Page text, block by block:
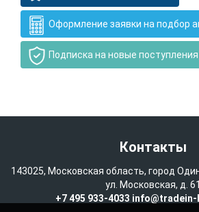
Оформление заявки на подбор
Подписка на новые
Контакты
143025, Московская область, город
ул. Московская, д. 61
+7 495 933-4033